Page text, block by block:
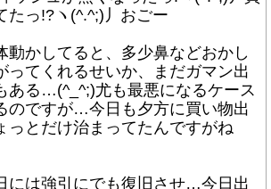
たっ!?ヽ(^.^;)丿おごー
かしてると、多少鼻などおかし
ってくれるせいか、まだガマン出
ある…(^_^;)尤も最悪になるケース
のですが…今日も夕方に買い物出
っとだけ治まってたんですがね
は強引にでも復旧させ…今日出